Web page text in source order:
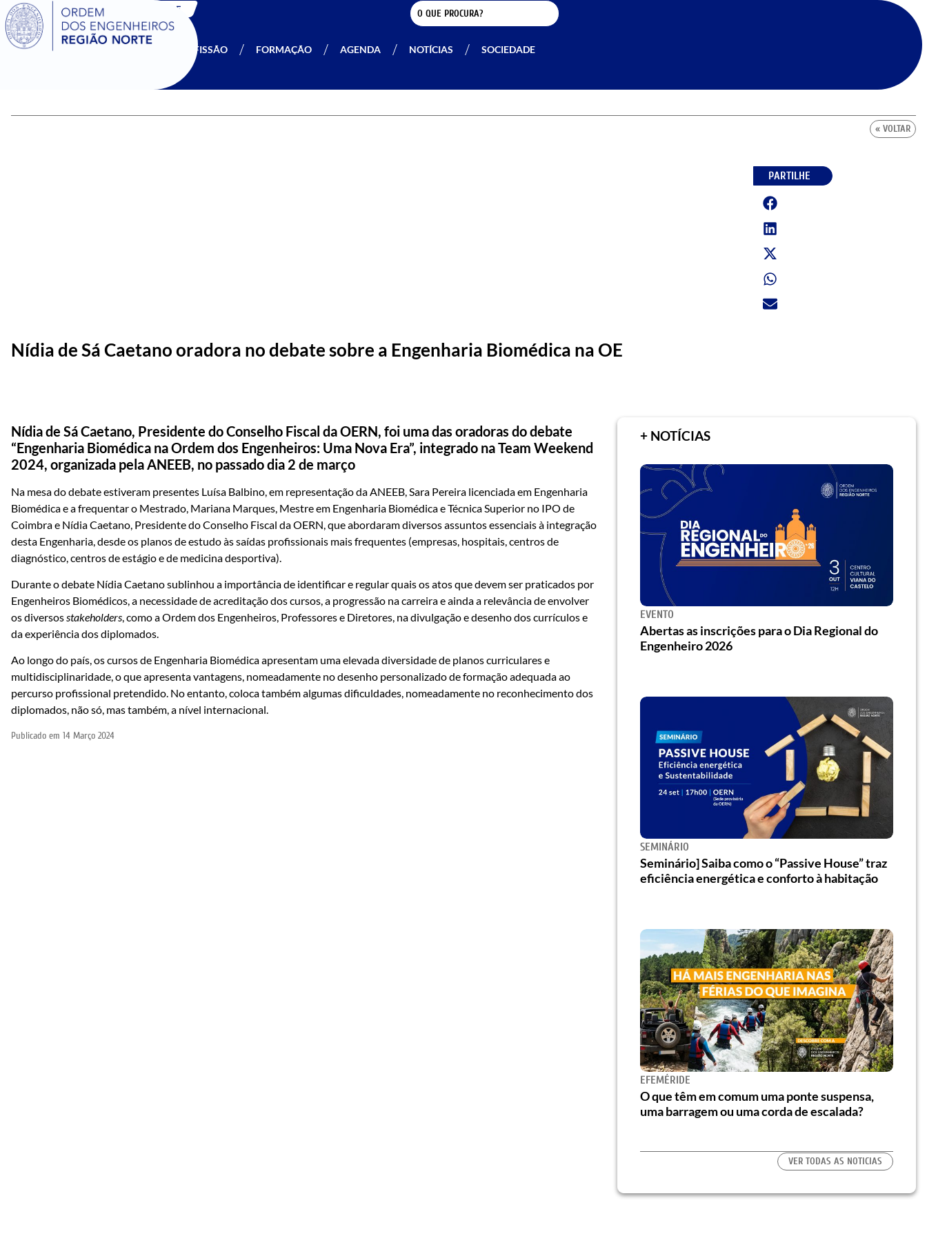
SIGOE
A OERN PROFISSÃO FORMAÇÃO AGENDA NOTÍCIAS SOCIEDADE
« VOLTAR
PARTILHE
Nídia de Sá Caetano oradora no debate sobre a Engenharia Biomédica na OE
Nídia de Sá Caetano, Presidente do Conselho Fiscal da OERN, foi uma das oradoras do debate
“Engenharia Biomédica na Ordem dos Engenheiros: Uma Nova Era”, integrado na Team Weekend
2024, organizada pela ANEEB, no passado dia 2 de março
Na mesa do debate estiveram presentes Luísa Balbino, em representação da ANEEB, Sara Pereira licenciada em Engenharia
Biomédica e a frequentar o Mestrado, Mariana Marques, Mestre em Engenharia Biomédica e Técnica Superior no IPO de
Coimbra e Nídia Caetano, Presidente do Conselho Fiscal da OERN, que abordaram diversos assuntos essenciais à integração
desta Engenharia, desde os planos de estudo às saídas profissionais mais frequentes (empresas, hospitais, centros de
diagnóstico, centros de estágio e de medicina desportiva).
Durante o debate Nídia Caetano sublinhou a importância de identificar e regular quais os atos que devem ser praticados por
Engenheiros Biomédicos, a necessidade de acreditação dos cursos, a progressão na carreira e ainda a relevância de envolver
os diversosstakeholders, como a Ordem dos Engenheiros, Professores e Diretores, na divulgação e desenho dos currículos e
da experiência dos diplomados.
Ao longo do país, os cursos de Engenharia Biomédica apresentam uma elevada diversidade de planos curriculares e
multidisciplinaridade, o que apresenta vantagens, nomeadamente no desenho personalizado de formação adequada ao
percurso profissional pretendido. No entanto, coloca também algumas dificuldades, nomeadamente no reconhecimento dos
diplomados, não só, mas também, a nível internacional.
Publicado em 14 Março 2024
+ NOTÍCIAS
EVENTO
Abertas as inscrições para o Dia Regional do
Engenheiro 2026
SEMINÁRIO
Seminário] Saiba como o “Passive House” traz
eficiência energética e conforto à habitação
EFEMÉRIDE
O que têm em comum uma ponte suspensa,
uma barragem ou uma corda de escalada?
VER TODAS AS NOTICIAS